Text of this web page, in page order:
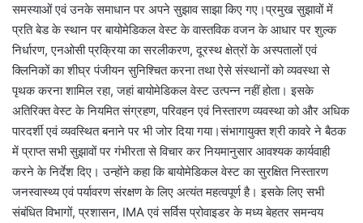
समस्याओं एवं उनके समाधान पर अपने सुझाव साझा किए गए।प्रमुख सुझावों में
प्रति बेड के स्थान पर बायोमेडिकल वेस्ट के वास्तविक वजन के आधार पर शुल्क
निर्धारण, एनओसी प्रक्रिया का सरलीकरण, दूरस्थ क्षेत्रों के अस्पतालों एवं
क्लिनिकों का शीघ्र पंजीयन सुनिश्चित करना तथा ऐसे संस्थानों को व्यवस्था से
पृथक करना शामिल रहा, जहां बायोमेडिकल वेस्ट उत्पन्न नहीं होता। इसके
अतिरिक्त वेस्ट के नियमित संग्रहण, परिवहन एवं निस्तारण व्यवस्था को और अधिक
पारदर्शी एवं व्यवस्थित बनाने पर भी जोर दिया गया।संभागायुक्त श्री कावरे ने बैठक
में प्राप्त सभी सुझावों पर गंभीरता से विचार कर नियमानुसार आवश्यक कार्यवाही
करने के निर्देश दिए। उन्होंने कहा कि बायोमेडिकल वेस्ट का सुरक्षित निस्तारण
जनस्वास्थ्य एवं पर्यावरण संरक्षण के लिए अत्यंत महत्वपूर्ण है। इसके लिए सभी
संबंधित विभागों, प्रशासन, IMA एवं सर्विस प्रोवाइडर के मध्य बेहतर समन्वय